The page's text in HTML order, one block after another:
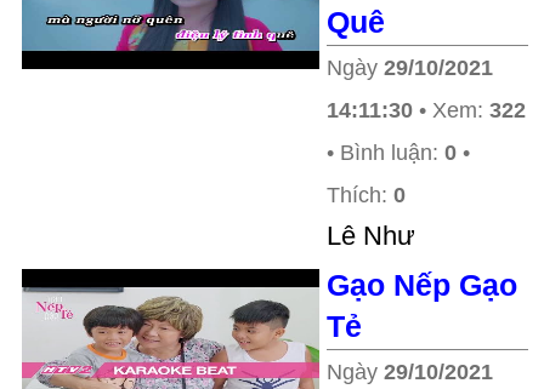
Quê
Ngày 29/10/2021
14:11:30 • Xem: 322
• Bình luận: 0 •
Thích: 0
Lê Như
Gạo Nếp Gạo
Tẻ
Ngày 29/10/2021